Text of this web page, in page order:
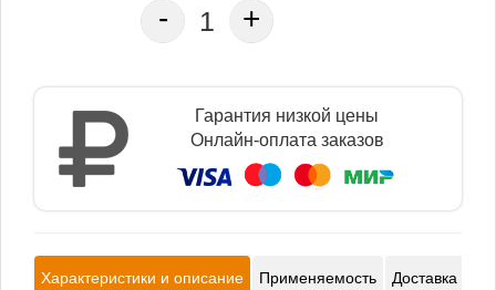
- +
Гарантия низкой цены
Онлайн-оплата заказов
Характеристики и описание Применяемость Доставка и